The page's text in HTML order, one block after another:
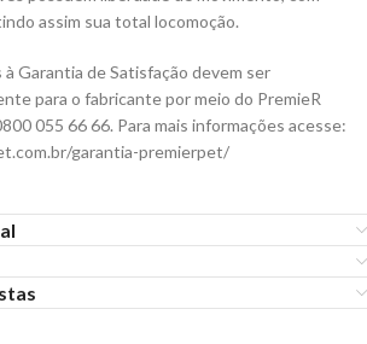
assim sua total locomoção.
Garantia de Satisfação devem ser
para o fabricante por meio do PremieR
055 66 66. Para mais informações acesse:
garantia-premierpet/